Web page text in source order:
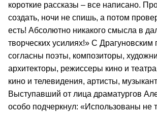
короткие рассказы – все написано.
создать, ночи не спишь, а потом
есть! Абсолютно никакого смысла в
творческих усилиях!» С
согласны поэты, композиторы,
архитекторы, режиссеры кино и
кино и телевидения, артисты,
Выступавший от лица драматургов
особо подчеркнул: «Использованы не